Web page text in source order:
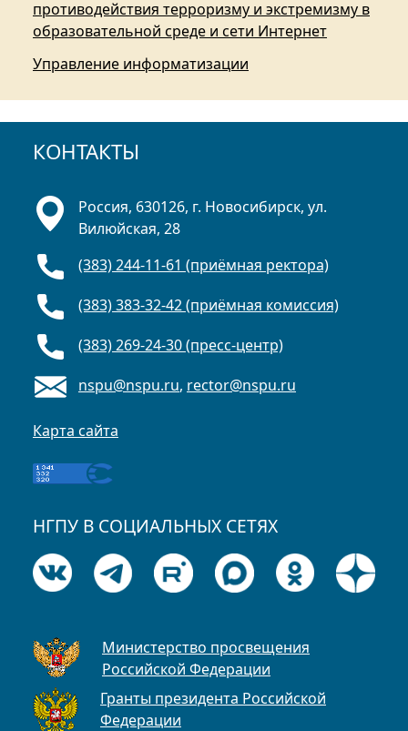
противодействия терроризму и экстремизму в
образовательной среде и сети Интернет
Управление информатизации
КОНТАКТЫ
Россия, 630126, г. Новосибирск, ул.
Вилюйская, 28
(383) 244-11-61 (приёмная ректора)
(383) 383-32-42 (приёмная комиссия)
(383) 269-24-30 (пресс-центр)
nspu@nspu.ru, rector@nspu.ru
Карта сайта
НГПУ В СОЦИАЛЬНЫХ СЕТЯХ
Министерство просвещения
Российской Федерации
Гранты президента Российской
Федерации